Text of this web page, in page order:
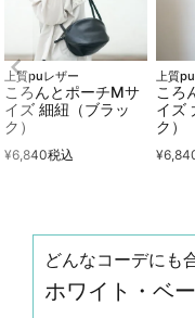
上質puレザー
ころんとポーチMサ
イズ 細紐（ブラッ
ク）
¥6,840税込
上質
ころ
イズ
ク）
¥
どんなコーデにも
ホワイト・ベ